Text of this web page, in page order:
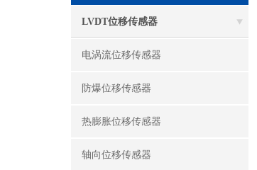
LVDT位移传感器
电涡流位移传感器
防爆位移传感器
热膨胀位移传感器
轴向位移传感器